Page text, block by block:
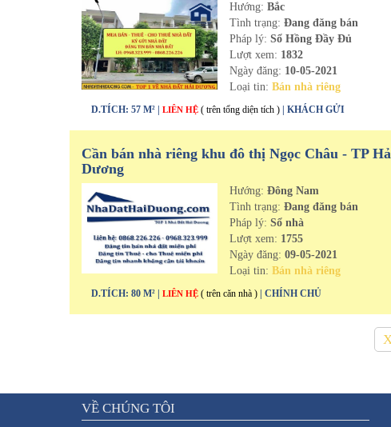
Hướng:Bắc
Tình trạng:Đang đăng bán
Pháp lý: Sổ Hồng Đầy Đủ
Lượt xem: 1832
Ngày đăng: 10-05-2021
Loại tin:Bán nhà riêng
D.TÍCH: 57 M² | LIÊN HỆ ( trên tổng diện tích ) | KHÁCH GỬI
Cần bán nhà riêng khu đô thị Ngọc Châu - TP
Dương
Hướng:Đông Nam
Tình trạng:Đang đăng bán
Pháp lý: Sổ nhà
Lượt xem: 1755
Ngày đăng:09-05-2021
Loại tin:Bán nhà riêng
D.TÍCH: 80 M² | LIÊN HỆ ( trên căn nhà ) | CHÍNH CHỦ
VỀ CHÚNG TÔI